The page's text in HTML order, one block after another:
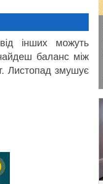
інших можуть
баланс між
Листопад змушує